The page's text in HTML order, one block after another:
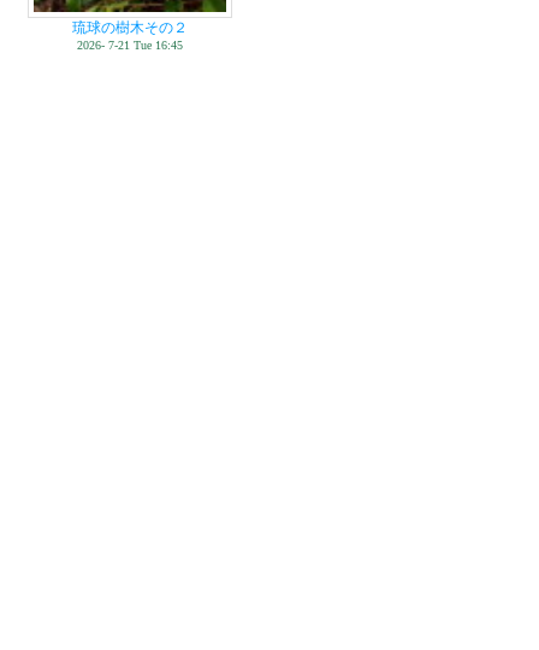
琉球の樹木その２
2026- 7-21 Tue 16:45